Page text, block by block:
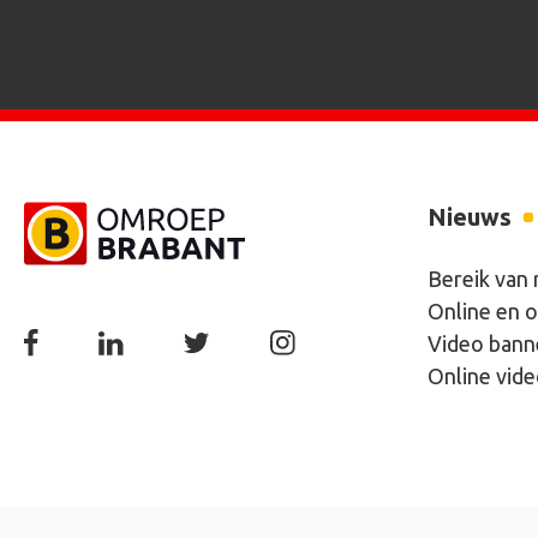
Nieuws
Bereik van
Online en
Video
Online